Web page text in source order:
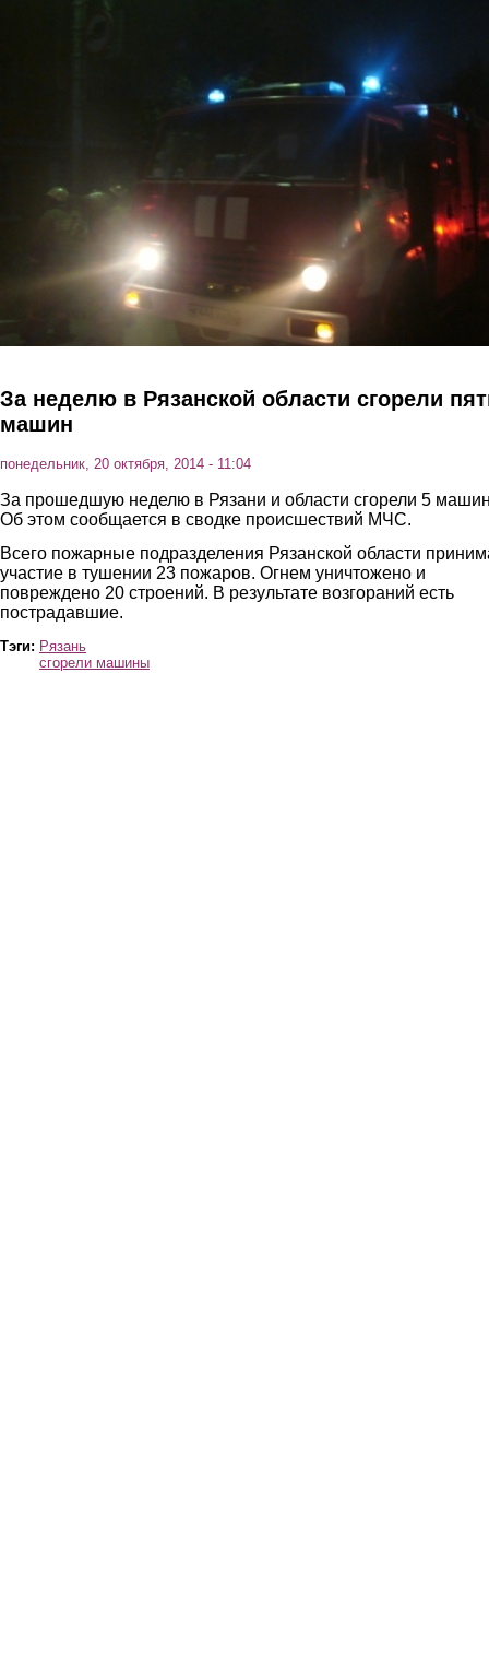
За неделю в Рязанской области сгорели
машин
понедельник, 20 октября, 2014 - 11:04
За прошедшую неделю в Рязани и области сгорели 5
Об этом сообщается в сводке происшествий МЧС.
Всего пожарные подразделения Рязанской области
участие в тушении 23 пожаров. Огнем уничтожено и
повреждено 20 строений. В результате возгораний есть
пострадавшие.
Тэги: Рязань
сгорели машины